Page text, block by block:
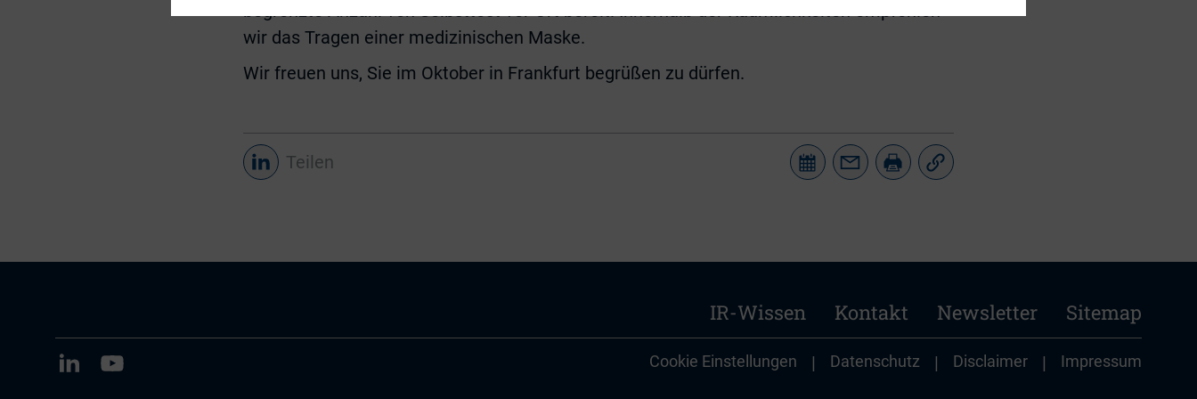
begrenzte Anzahl von Selbsttest vor Ort bereit. Innerhalb der Räumlichkeiten empfehlen
wir das Tragen einer medizinischen Maske.
Wir freuen uns, Sie im Oktober in Frankfurt begrüßen zu dürfen.
Teilen
IR-Wissen Kontakt Newsletter Sitemap
Cookie Einstellungen | Datenschutz | Disclaimer | Impressum